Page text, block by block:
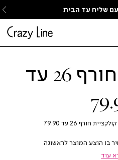
שליח עד הבית
קולקציית חורף 26 עד
קולקציית חורף 26 עד 79.90
עד
בו הוצע המוצר לראשונה
עוד